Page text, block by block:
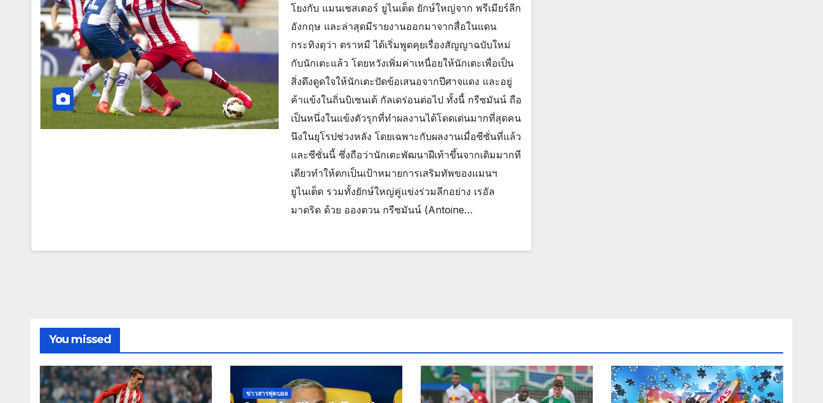
โยงกับ แมนเชสเตอร์ ยูไนเต็ด ยักษ์ใหญ่จาก พรีเมียร์ลีก
อังกฤษ และล่าสุดมีรายงานออกมาจากสื่อในแดน
กระทิงดุว่า ตราหมี ได้เริ่มพูดคุยเรื่องสัญญาฉบับใหม่
กับนักเตะแล้ว โดยหวังเพิ่มค่าเหนื่อยให้นักเตะเพื่อเป็น
สิ่งดึงดูดใจให้นักเตะปัดข้อเสนอจากปีศาจแดง และอยู่
ค้าแข้งในถิ่นบิเซนเต้ กัลเดร่อนต่อไป ทั้งนี้ กรีซมันน์ ถือ
เป็นหนึ่งในแข้งตัวรุกที่ทำผลงานได้โดดเด่นมากที่สุดคน
นึงในยุโรปช่วงหลัง โดยเฉพาะกับผลงานเมื่อซีซั่นที่แล้ว
และซีซั่นนี้ ซึ่งถือว่านักเตะพัฒนาฝีเท้าขึ้นจากเดิมมากที
เดียวทำให้ตกเป็นเป้าหมายการเสริมทัพของแมนฯ
ยูไนเต็ด รวมทั้งยักษ์ใหญ่คู่แข่งร่วมลีกอย่าง เรอัล
มาดริด ด้วย อองตวน กรีซมันน์ (Antoine…
You missed
ข่าวสารฟุตบอล